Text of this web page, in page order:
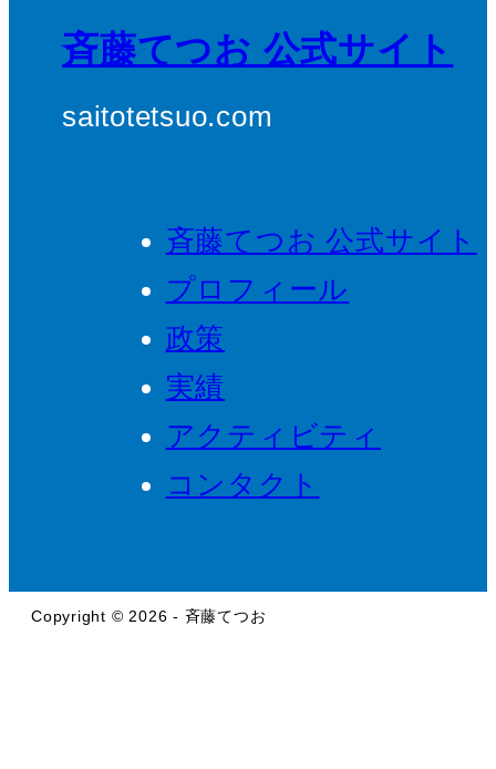
斉藤てつお 公式サイト
saitotetsuo.com
斉藤てつお 公式サイト
プロフィール
政策
実績
アクティビティ
コンタクト
Copyright © 2026 - 斉藤てつお